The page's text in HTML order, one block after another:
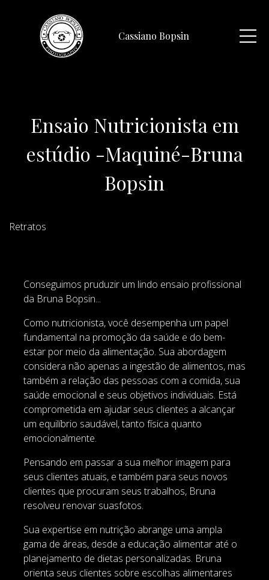
Cassiano Bopsin
Ensaio Nutricionista em
estúdio -Maquiné-Bruna
Bopsin
Retratos
Conseguimos pruduzir um lindo ensaio profissional
da Bruna Bopsin...
Como nutricionista, você desempenha um papel
fundamental na promoção da saúde e do bem-
estar por meio da alimentação. Sua abordagem
considera não apenas a ingestão de alimentos, mas
também a relação das pessoas com a comida, sua
saúde emocional e seus objetivos individuais. Está
comprometida em ajudar seus clientes a alcançar
um equilíbrio saudável, tanto física quanto
emocionalmente.
Pensando em passar a sua melhor imagem para
seus clientes atuais, e também para seus novos
clientes que procuram seus trabalhos, Bruna
resolveu renovar suasfotos.
Sua expertise em nutrição abrange uma ampla
gama de áreas, desde a educação alimentar até o
planejamento de dietas personalizadas. Bruna
orienta seus clientes sobre escolhas alimentares